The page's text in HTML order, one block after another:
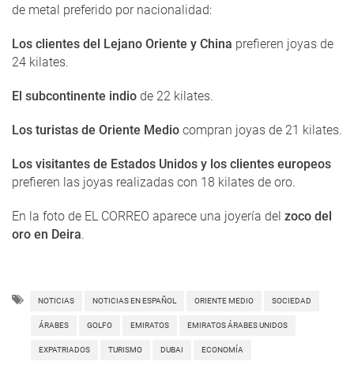
de metal preferido por nacionalidad:
Los clientes del Lejano Oriente y China prefieren joyas de
24 kilates.
El subcontinente indio de 22 kilates.
Los turistas de Oriente Medio compran joyas de 21 kilates.
Los visitantes de Estados Unidos y los clientes europeos
prefieren las joyas realizadas con 18 kilates de oro.
En la foto de EL CORREO aparece una joyería del zoco del
oro en Deira.
NOTICIAS NOTICIAS EN ESPAÑOL ORIENTE MEDIO SOCIEDAD
ÁRABES GOLFO EMIRATOS EMIRATOS ÁRABES UNIDOS
EXPATRIADOS TURISMO DUBAI ECONOMÍA